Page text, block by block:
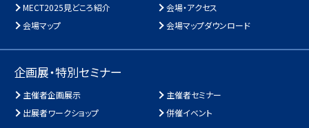
MECT2025見どころ紹介
会場・アクセス
会場マップ
会場マップダウンロード
企画展・特別セミナー
主催者企画展示
主催者セミナー
出展者ワークショップ
併催イベント